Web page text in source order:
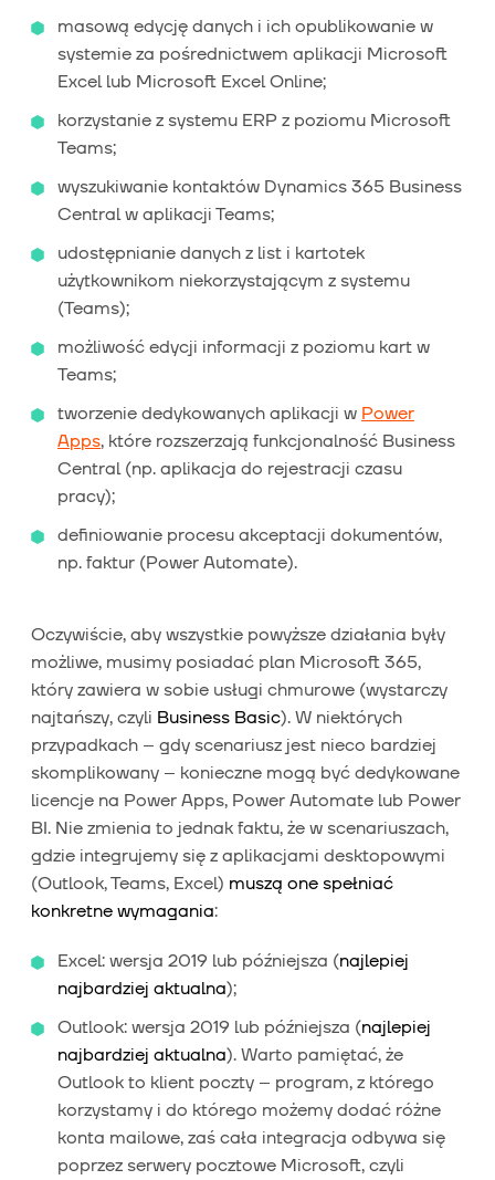
masową edycję danych i ich opublikowanie w
systemie za pośrednictwem aplikacji Microsoft
Excel lub Microsoft Excel Online;
korzystanie z systemu ERP z poziomu Microsoft
Teams;
wyszukiwanie kontaktów Dynamics 365 Business
Central w aplikacji Teams;
udostępnianie danych z list i kartotek
użytkownikom niekorzystającym z systemu
(Teams);
możliwość edycji informacji z poziomu kart w
Teams;
tworzenie dedykowanych aplikacji w Power
Apps, które rozszerzają funkcjonalność Business
Central (np. aplikacja do rejestracji czasu
pracy);
definiowanie procesu akceptacji dokumentów,
np. faktur (Power Automate).
Oczywiście, aby wszystkie powyższe działania były
możliwe, musimy posiadać plan Microsoft 365,
który zawiera w sobie usługi chmurowe (wystarczy
najtańszy, czyli Business Basic). W niektórych
przypadkach – gdy scenariusz jest nieco bardziej
skomplikowany – konieczne mogą być dedykowane
licencje na Power Apps, Power Automate lub Power
BI. Nie zmienia to jednak faktu, że w scenariuszach,
gdzie integrujemy się z aplikacjami desktopowymi
(Outlook, Teams, Excel) muszą one spełniać
konkretne wymagania:
Excel: wersja 2019 lub późniejsza (najlepiej
najbardziej aktualna);
Outlook: wersja 2019 lub późniejsza (najlepiej
najbardziej aktualna). Warto pamiętać, że
Outlook to klient poczty – program, z którego
korzystamy i do którego możemy dodać różne
konta mailowe, zaś cała integracja odbywa się
poprzez serwery pocztowe Microsoft, czyli